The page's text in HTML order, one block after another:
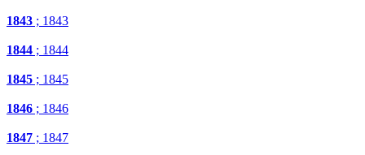
1843 ; 1843
1844 ; 1844
1845 ; 1845
1846 ; 1846
1847 ; 1847